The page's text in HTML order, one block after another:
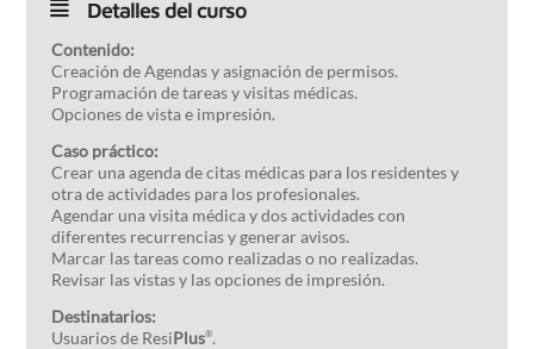
Detalles del curso
Contenido:
Creación de Agendas y asignación de permisos.
Programación de tareas y visitas médicas.
Opciones de vista e impresión.
Caso práctico:
Crear una agenda de citas médicas para los residentes y
otra de actividades para los profesionales.
Agendar una visita médica y dos actividades con
diferentes recurrencias y generar avisos.
Marcar las tareas como realizadas o no realizadas.
Revisar las vistas y las opciones de impresión.
Destinatarios:
Usuarios de ResiPlus®.